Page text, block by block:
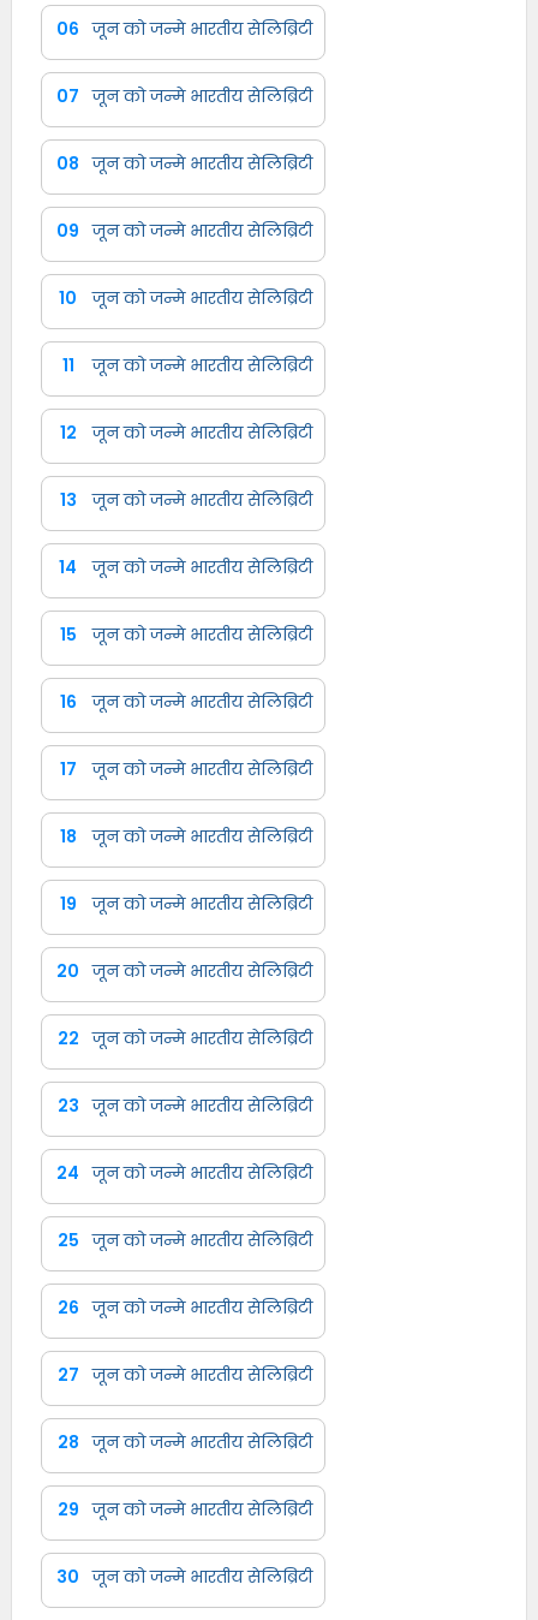
06 जून को जन्मे भारतीय सेलिब्रिटी
07 जून को जन्मे भारतीय सेलिब्रिटी
08 जून को जन्मे भारतीय सेलिब्रिटी
09 जून को जन्मे भारतीय सेलिब्रिटी
10 जून को जन्मे भारतीय सेलिब्रिटी
11 जून को जन्मे भारतीय सेलिब्रिटी
12 जून को जन्मे भारतीय सेलिब्रिटी
13 जून को जन्मे भारतीय सेलिब्रिटी
14 जून को जन्मे भारतीय सेलिब्रिटी
15 जून को जन्मे भारतीय सेलिब्रिटी
16 जून को जन्मे भारतीय सेलिब्रिटी
17 जून को जन्मे भारतीय सेलिब्रिटी
18 जून को जन्मे भारतीय सेलिब्रिटी
19 जून को जन्मे भारतीय सेलिब्रिटी
20 जून को जन्मे भारतीय सेलिब्रिटी
22 जून को जन्मे भारतीय सेलिब्रिटी
23 जून को जन्मे भारतीय सेलिब्रिटी
24 जून को जन्मे भारतीय सेलिब्रिटी
25 जून को जन्मे भारतीय सेलिब्रिटी
26 जून को जन्मे भारतीय सेलिब्रिटी
27 जून को जन्मे भारतीय सेलिब्रिटी
28 जून को जन्मे भारतीय सेलिब्रिटी
29 जून को जन्मे भारतीय सेलिब्रिटी
30 जून को जन्मे भारतीय सेलिब्रिटी